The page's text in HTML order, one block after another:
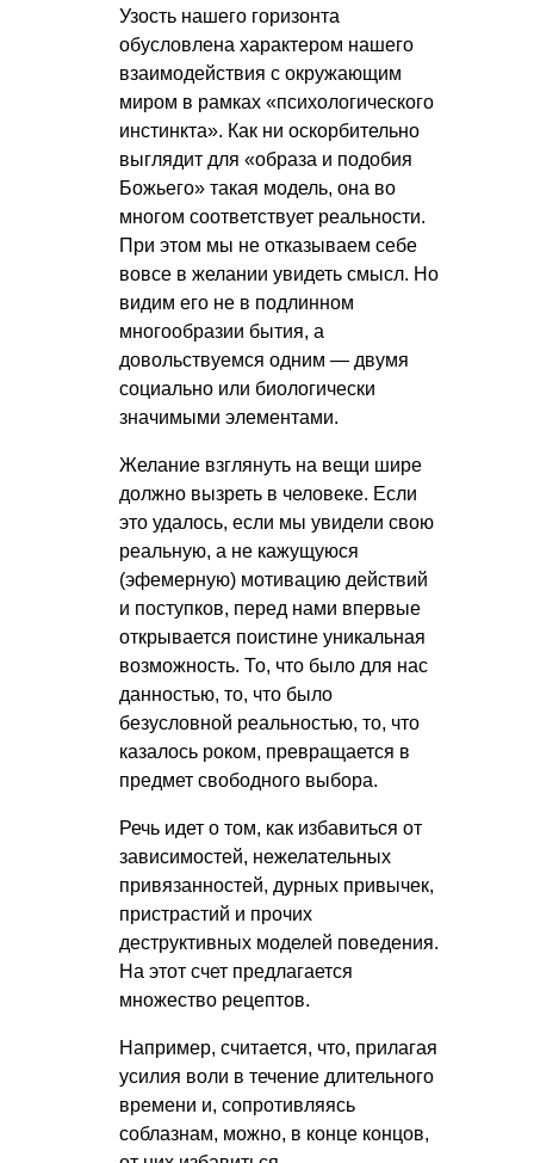
Узость нашего горизонта
обусловлена характером нашего
взаимодействия с окружающим
миром в рамках «психологического
инстинкта». Как ни оскорбительно
выглядит для «образа и подобия
Божьего» такая модель, она во
многом соответствует реальности.
При этом мы не отказываем себе
вовсе в желании увидеть смысл. Но
видим его не в подлинном
многообразии бытия, а
довольствуемся одним — двумя
социально или биологически
значимыми элементами.
Желание взглянуть на вещи шире
должно вызреть в человеке. Если
это удалось, если мы увидели свою
реальную, а не кажущуюся
(эфемерную) мотивацию действий
и поступков, перед нами впервые
открывается поистине уникальная
возможность. То, что было для нас
данностью, то, что было
безусловной реальностью, то, что
казалось роком, превращается в
предмет свободного выбора.
Речь идет о том, как избавиться от
зависимостей, нежелательных
привязанностей, дурных привычек,
пристрастий и прочих
деструктивных моделей поведения.
На этот счет предлагается
множество рецептов.
Например, считается, что, прилагая
усилия воли в течение длительного
времени и, сопротивляясь
соблазнам, можно, в конце концов,